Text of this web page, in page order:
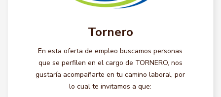
Tornero
En esta oferta de empleo buscamos personas
que se perfilen en el cargo de TORNERO, nos
gustaría acompañarte en tu camino laboral, por
lo cual te invitamos a que: